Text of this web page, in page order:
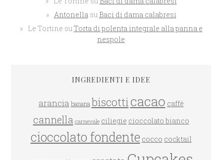
Antonellasu Baci di dama calabresi
Le Tortine suTorta di polenta integrale alla panna e
nespole
INGREDIENTI E IDEE
arancia banana biscotticacao caffè
cannella carnevale ciliegie cioccolato bianco
cioccolato fondente cocco cocktail